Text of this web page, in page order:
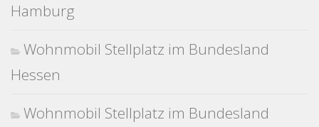
Hamburg
Wohnmobil Stellplatz im Bundesland
Hessen
Wohnmobil Stellplatz im Bundesland